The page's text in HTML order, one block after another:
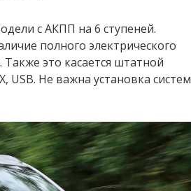
с АКПП на 6 ступеней.
полного электрического
это касается штатной
USB. Не важна установка систем